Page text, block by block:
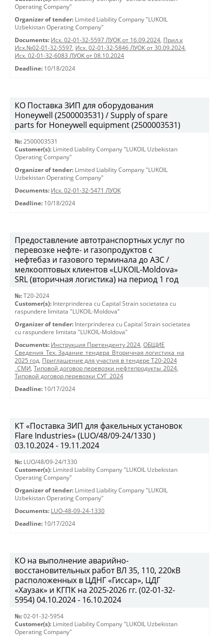
Operating Company"
Organizer of tender: Limited Liability Company "LUKOIL
Uzbekistan Operating Company"
Documents: Исх. 02-01-32-5597 ЛУОК от 16.09.2024, Прил.к
Исх.№02-01-32-5597, Исх. 02-01-32-5846 ЛУОК от 30.09.2024,
Исх. 02-01-32-6083 ЛУОК от 08.10.2024
Deadline: 10/18/2024
КО Поставка ЗИП для оборудования
Honeywell (2500003531) / Supply of spare
parts for Honeywell equipment (2500003531)
№: 2500003531
Customer(s): Limited Liability Company "LUKOIL Uzbekistan
Operating Company"
Organizer of tender: Limited Liability Company "LUKOIL
Uzbekistan Operating Company"
Documents: Исх. 02-01-32-5471 ЛУОК
Deadline: 10/18/2024
Предоставление автотранспортных услуг по
перевозке нефте- и газопродуктов с
нефтебаз и газового терминала до АЗС /
мелкооптовых клиентов «LUKOIL-Moldova»
SRL (вторичная логистика) на период 1 год
№: T20-2024
Customer(s): Interprinderea cu Capital Strain societatea cu
raspundere limitata "LUKOIL-Moldova"
Organizer of tender: Interprinderea cu Capital Strain societatea
cu raspundere limitata "LUKOIL-Moldova"
Documents: Инструкция Претенденту 2024, ОБЩИЕ
Сведения_Тех. Задание_тендера_Вторичная логистика_на
2025 год, Приглашение для участия в тендере Т20-2024
_СМИ, Типовой договор перевозки нефтепродукты_2024,
Типовой договор перевозки СУГ_2024
Deadline: 10/17/2024
КТ «Поставка ЗИП для факельных установок
Flare Industries» (LUO/48/09-24/1330 )
03.10.2024 - 19.11.2024
№: LUO/48/09-24/1330
Customer(s): Limited Liability Company "LUKOIL Uzbekistan
Operating Company"
Organizer of tender: Limited Liability Company "LUKOIL
Uzbekistan Operating Company"
Documents: LUO-48-09-24-1330
Deadline: 10/17/2024
КО на выполнение аварийно-
восстановительных работ ВЛ 35, 110, 220кВ
расположенных в ЦДНГ «Гиссар», ЦДГ
«Хаузак» и КГПК на 2025-2026 гг. (02-01-32-
5954) 04.10.2024 - 16.10.2024
№: 02-01-32-5954
Customer(s): Limited Liability Company "LUKOIL Uzbekistan
Operating Company"